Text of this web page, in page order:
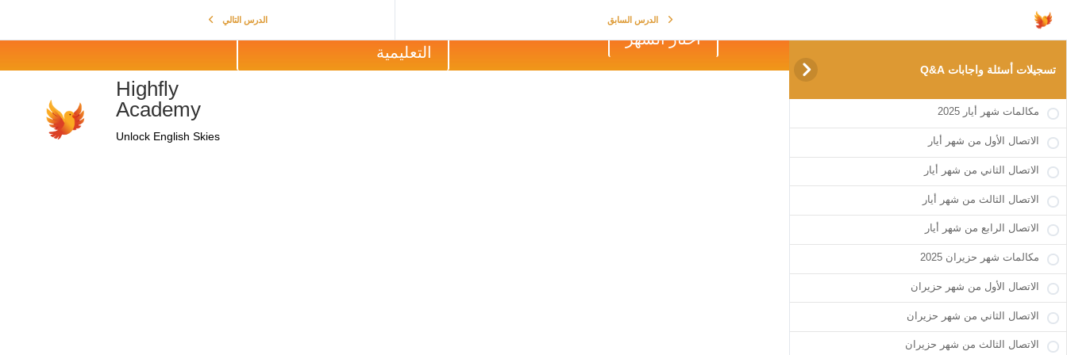
info@highfly.academy
   اختار الشهر
التعليمية
Highfly
Academy
Unlock English Skies
تسجيلات أسئلة واجابات Q&A
مكالمات شهر أيار 2025
الاتصال الأول من شهر أيار
الاتصال الثاني من شهر أيار
الاتصال الثالث من شهر أيار
الاتصال الرابع من شهر أيار
مكالمات شهر حزيران 2025
الاتصال الأول من شهر حزيران
الاتصال الثاني من شهر حزيران
الاتصال الثالث من شهر حزيران
الدرس السابق الدرس التالي
الاتصال الثاني من شهر تموز